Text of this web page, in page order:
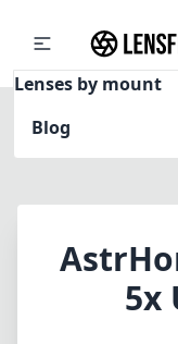
Lenses by mount
Blog
Home
5x